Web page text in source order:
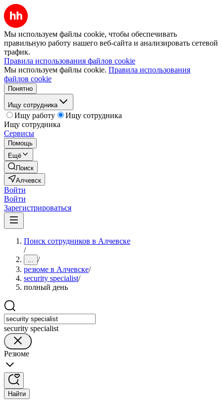
Мы используем файлы cookie, чтобы обеспечивать
правильную работу нашего веб-сайта и анализировать сетевой
трафик.
Правила использования файлов cookie
Мы используем файлы cookie. Правила использования
файлов cookie
Понятно
Ищу сотрудника
Ищу работу
Ищу сотрудника
Ищу сотрудника
Сервисы
Помощь
Ещё
Поиск
Алчевск
Войти
Войти
Зарегистрироваться
Поиск сотрудников в Алчевске
/
... /
резюме в Алчевске/
security specialist/
полный день
security specialist
Резюме
Найти